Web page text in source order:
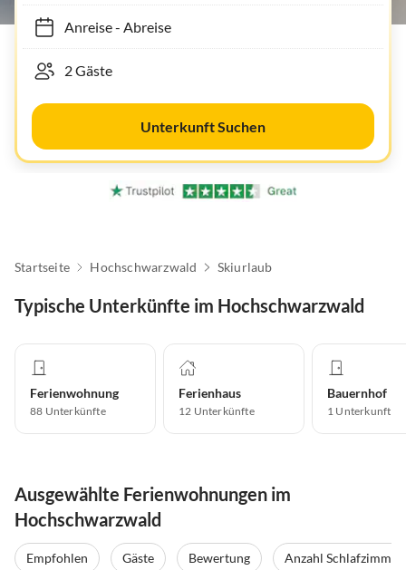
Anreise- Abreise
Unterkunft Suchen
Startseite Hochschwarzwald Skiurlaub
Typische Unterkünfte im Hochschwarzwald
Ferienwohnung
88 Unterkünfte
Ferienhaus
12 Unterkünfte
Bauernhof
1 Unterkunft
Ausgewählte Ferienwohnungen im
Hochschwarzwald
Empfohlen Gäste Bewertung Anzahl Schlafzimmer